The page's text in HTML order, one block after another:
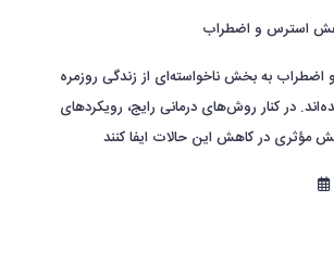
استرس و اضطراب
اضطراب به بخش ناخواسته‌ای از زندگی روزمره
در کنار روش‌های درمانی رایج، رویکردهای